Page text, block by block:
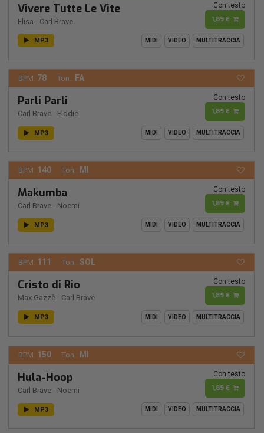
Vivere Tutte Le Vite
Elisa - Carl Brave
Con testo
1,89 €
MP3 MIDI VIDEO MULTITRACCIA
BPM: 78 Ton.: FA
Parli Parli
Carl Brave - Elodie
Con testo
1,89 €
MP3 MIDI VIDEO MULTITRACCIA
BPM: 140 Ton.: MI
Makumba
Carl Brave - Noemi
Con testo
1,89 €
MP3 MIDI VIDEO MULTITRACCIA
BPM: 111 Ton.: SOL
Cristo di Rio
Max Gazzè - Carl Brave
Con testo
1,89 €
MP3 MIDI VIDEO MULTITRACCIA
BPM: 150 Ton.: MI
Hula-Hoop
Carl Brave - Noemi
Con testo
1,89 €
MP3 MIDI VIDEO MULTITRACCIA